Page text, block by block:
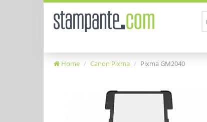
Home Canon Pixma Pixma GM2040